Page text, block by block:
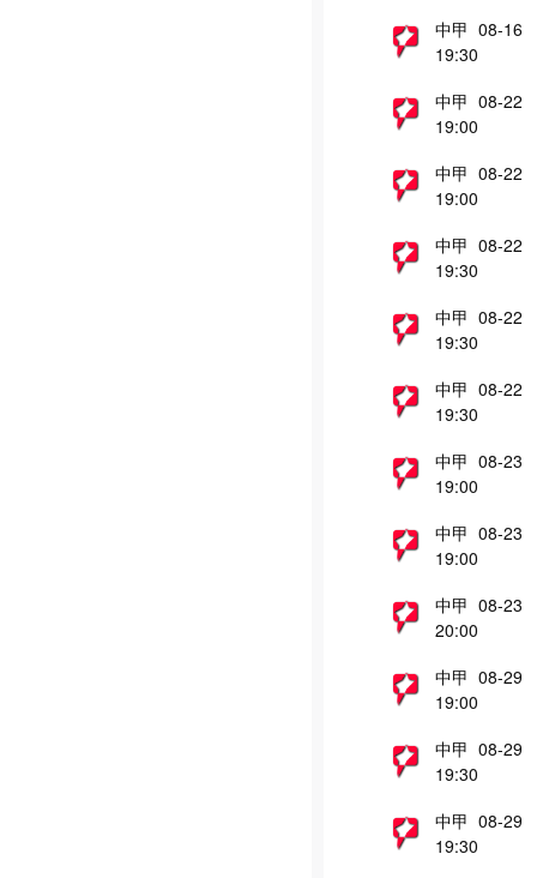
中甲 08-16
19:30
中甲 08-22
19:00
中甲 08-22
19:00
中甲 08-22
19:30
中甲 08-22
19:30
中甲 08-22
19:30
中甲 08-23
19:00
中甲 08-23
19:00
中甲 08-23
20:00
中甲 08-29
19:00
中甲 08-29
19:30
中甲 08-29
19:30